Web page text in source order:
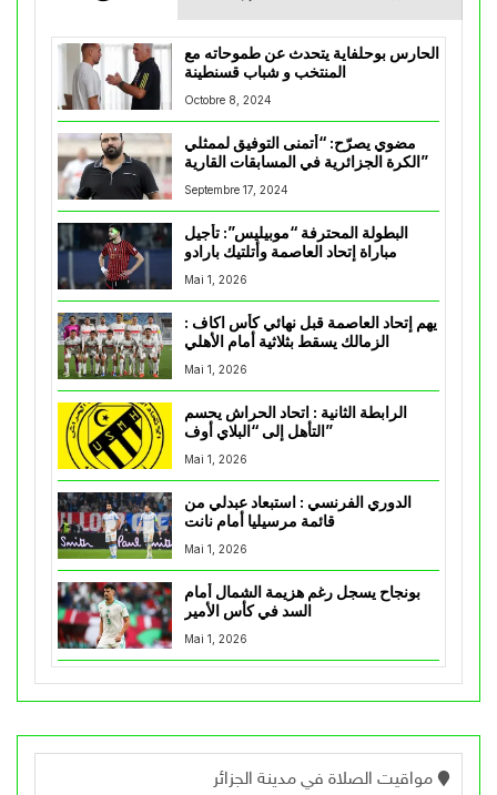
الحارس بوحلفاية يتحدث عن طموحاته مع
المنتخب و شباب قسنطينة
Octobre 8, 2024
مضوي يصرّح: “أتمنى التوفيق لممثلي
الكرة الجزائرية في المسابقات القارية”
Septembre 17, 2024
البطولة المحترفة “موبيليس”: تأجيل
مباراة إتحاد العاصمة وأتلتيك بارادو
Mai 1, 2026
يهم إتحاد العاصمة قبل نهائي كأس اكاف :
Mai 1, 2026
الرابطة الثانية : اتحاد الحراش يحسم
التأهل إلى “البلاي أوف”
Mai 1, 2026
الدوري الفرنسي : استبعاد عبدلي من
قائمة مرسيليا أمام نانت
Mai 1, 2026
بونجاح يسجل رغم هزيمة الشمال أمام
السد في كأس الأمير
Mai 1, 2026